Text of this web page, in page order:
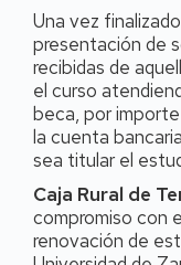
Una vez
presentación de
recibidas de
el curso
beca, por
la cuenta
sea titular el
Caja Rural de
compromiso con
renovación de